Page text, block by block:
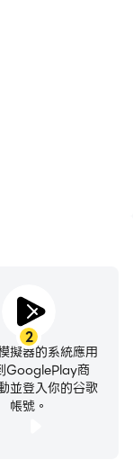
2
擬器的系統應用
GooglePlay商
並登入你的谷歌
帳號。